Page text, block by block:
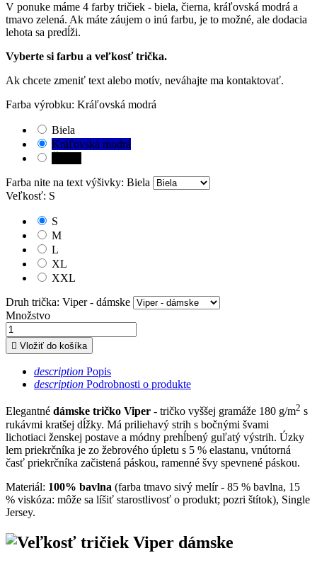
V ponuke máme 4 farby tričiek - biela, čierna, kráľovská modrá a
tmavo zelená. Ak máte záujem o inú farbu, je to možné, ale dodacia
lehota sa predĺži.
Vyberte si farbu a veľkosť trička.
Ak chcete zmeniť text alebo motív, neváhajte ma kontaktovať.
Farba výrobku: Kráľovská modrá
Biela
Kráľovská modrá
Farba nite na text výšivky: Biela
Veľkosť: S
S
M
L
XL
XXL
Druh trička: Viper - dámske
Množstvo
 Vložiť do košíka
description Popis
description Podrobnosti o produkte
Elegantné dámske tričko Viper - tričko vyššej gramáže 180 g/m2 s
rukávmi kratšej dĺžky. Má priliehavý strih s bočnými švami
lichotiaci ženskej postave a módny prehĺbený guľatý výstrih. Úzky
lem priekrčníka je zo žebrového úpletu s 5 % elastanu, vnútorná
časť priekrčníka začistená páskou, ramenné švy spevnené páskou.
Materiál: 100% bavlna (farba tmavo sivý melír - 85 % bavlna, 15
% viskóza: môže sa líšiť starostlivosť o produkt; pozri štítok), Single
Jersey.